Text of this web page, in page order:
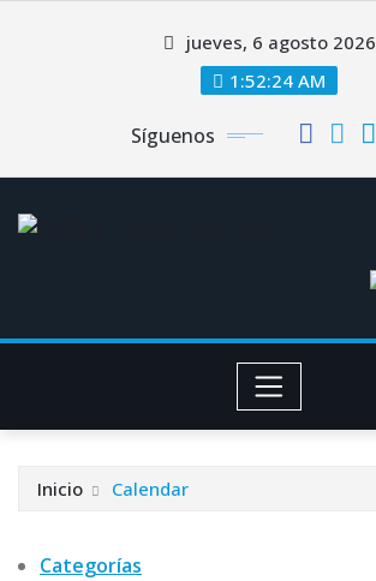
jueves, 6 agosto 2026
1:52:24 AM
Síguenos
Inicio Calendar
Categorías